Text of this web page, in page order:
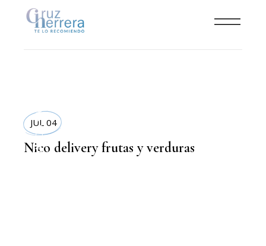
COMIDA SANA
JUL 04
Nico delivery frutas y verduras